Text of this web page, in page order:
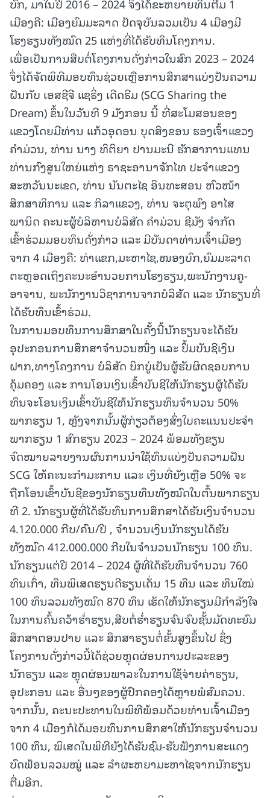
ບົກ, ມາໃນປີ 2016 – 2024 ຈຶ່ງໄດ້ຂະຫຍາຍທຶນຕື່ມ 1
ເມືອງຄື: ເມືອງຍົມມະລາດ ປັດຈຸບັນລວມເປັນ 4 ເມືອງມີ
ໂຮງຮຽນທັງໝົດ 25 ແຫ່ງທີ່ໄດ້ຮັບທຶນໂຄງການ.
ເພື່ອເປັນການສືບຕໍ່ໂຄງການດັ່ງກ່າວໃນສົກ 2023 – 2024
ຈຶ່ງໄດ້ຈັດພິທີມອບທຶນຊ່ວຍເຫຼືອການສຶກສາແບ່ງປັນຄວາມ
ຝັນກັບ ເອສຊີຈີ ແຊຣິ່ງ ເດີດຣີມ (SCG Sharing the
Dream) ຂຶ້ນໃນວັນທີ 9 ມັງກອນ ນີ້ ທີ່ສະໂມສອນຂອງ
ແຂວງໂດຍມີທ່ານ ແກ້ວອຸດອນ ບຸດສິງຂອນ ຮອງເຈົ້າແຂວງ
ຄໍາມ່ວນ, ທ່ານ ນາງ ທິຕິຍາ ປານມະນີ ຮັກສາການແທນ
ທ່ານກົງສູນໃຫຍ່ແຫ່ງ ຣາຊະອານາຈັກໄທ ປະຈໍາແຂວງ
ສະຫວັນນະເຂດ, ທ່ານ ນັນຕະໄຊ ອິນທະສອນ ຫົວໜ້າ
ສຶກສາທິການ ແລະ ກິລາແຂວງ, ທ່ານ ຈະຕຸພົງ ອາໄສ
ພານິດ ຄະນະຜູ້ບໍລິຫານບໍລິສັດ ຄໍາມ່ວນ ຊີມັງ ຈໍາກັດ
ເຂົ້າຮ່ວມມອບທຶນດັ່ງກ່າວ ແລະ ມີບັນດາທ່ານເຈົ້າເມືອງ
ຈາກ 4 ເມືອງຄື: ທ່າແຂກ,ມະຫາໄຊ,ໜອງບົກ,ຍົມມະລາດ
ຕະຫຼອດເຖິງຄະນະອໍານວຍການໂຮງຮຽນ,ພະນັກງານຄູ-
ອາຈານ, ພະນັກງານວິຊາການຈາກບໍລິສັດ ແລະ ນັກຮຽນທີ່
ໄດ້ຮັບທຶນເຂົ້າຮ່ວມ.
ໃນການມອບທຶນການສຶກສາໃນຄັ້ງນີ້ນັກຮຽນຈະໄດ້ຮັບ
ອຸປະກອນການສຶກສາຈໍານວນໜຶ່ງ ແລະ ປຶ້ມບັນຊີເງິນ
ຝາກ,ທາງໂຄງການ ບໍລິສັດ ບິກບູ່ເປັນຜູ້ຮັບຜິດຊອບການ
ຄຸ້ມຄອງ ແລະ ການໂອນເງິນເຂົ້າບັນຊີໃຫ້ນັກຮຽນຜູ້ໄດ້ຮັບ
ທຶນຈະໂອນເງິນເຂົ້າບັນຊີໃຫ້ນັກຮຽນທຶນຈໍານວນ 50%
ພາກຮຽນ 1, ຫຼັງຈາກນັ້ນຜູ້ກ່ຽວຕ້ອງສົ່ງໃບຄະແນນປະຈໍາ
ພາກຮຽນ 1 ສົກຮຽນ 2023 – 2024 ພ້ອມທັງຂຽນ
ຈົດໝາຍລາຍງານຜົນການນໍາໃຊ້ທຶນແບ່ງປັນຄວາມຝັນ
SCG ໃຫ້ຄະນະກໍາມະການ ແລະ ເງິນທີ່ຍັງເຫຼືອ 50% ຈະ
ຖືກໂອນເຂົ້າບັນຊີຂອງນັກຮຽນທຶນທັງໝົດໃນຕົ້ນພາກຮຽນ
ທີ 2. ນັກຮຽນຜູ້ທີ່ໄດ້ຮັບທຶນການສຶກສາໄດ້ຮັບເງິນຈໍານວນ
4.120.000 ກີບ/ຄົນ/ປີ , ຈໍານວນເງິນນັກຮຽນໄດ້ຮັບ
ທັງໝົດ 412.000.000 ກີບໃນຈໍານວນນັກຮຽນ 100 ທຶນ.
ນັກຮຽນແຕ່ປີ 2014 – 2024 ຜູ້ທີ່ໄດ້ຮັບທຶນຈໍານວນ 760
ທຶນເກົ່າ, ທຶນພິເສດຮຽນດີຮຽນເດັ່ນ 15 ທຶນ ແລະ ທຶນໃໝ່
100 ທຶນລວມທັງໝົດ 870 ທຶນ ເຮັດໃຫ້ນັກຮຽນມີກໍາລັງໃຈ
ໃນການຄົ້ນຄວ້າຮໍ່າຮຽນ,ສືບຕໍ່ຮໍ່າຮຽນຈົນຈົບຊັ້ນມັດທະຍົມ
ສຶກສາຕອນປາຍ ແລະ ສຶກສາຮຽນຕໍ່ຂັ້ນສູງຂຶ້ນໄປ ຊຶ່ງ
ໂຄງການດັ່ງກ່າວນີ້ໄດ້ຊ່ວຍຫຼຸດຜ່ອນການປະລະຂອງ
ນັກຮຽນ ແລະ ຫຼຸດຜ່ອນພາລະໃນການໃຊ້ຈ່າຍຄ່າຮຽນ,
ອຸປະກອນ ແລະ ອື່ນໆຂອງຜູ້ປົກຄອງໄດ້ຫຼາຍພໍສົມຄວນ.
ຈາກນັ້ນ, ຄະນະປະທານໃນພິທີພ້ອມດ້ວຍທ່ານເຈົ້າເມືອງ
ຈາກ 4 ເມືອງກໍໄດ້ມອບທຶນການສຶກສາໃຫ້ນັກຮຽນຈໍານວນ
100 ທຶນ, ພິເສດໃນພິທີຍັງໄດ້ຮັບຊົມ-ຮັບຟັງການສະແດງ
ບົດຟ້ອນລວມໝູ່ ແລະ ລໍາຜະຫຍາມະຫາໄຊຈາກນັກຮຽນ
ຕື່ມອີກ.